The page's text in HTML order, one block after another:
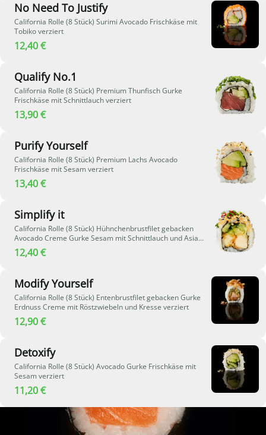
No Need To Justify
California Rolle (8 Stück) Surimi Avocado Frischkäse mit
Tobiko verziert
12,40 €
Qualify No.1
California Rolle (8 Stück) Premium Thunfisch Gurke
Frischkäse mit Schnittlauch verziert
13,90 €
Purify Yourself
California Rolle (8 Stück) Premium Lachs Avocado
Frischkäse mit Sesam verziert
13,40 €
Simplify it
California Rolle (8 Stück) Hühnchenbrustfilet gebacken
Avocado Creme Gurke Sesam mit Schnittlauch und Asia
Chili verziert
12,40 €
Modify Yourself
California Rolle (8 Stück) Entenbrustfilet gebacken Gurke
Erdnuss Creme mit Röstzwiebeln und Kresse verziert
12,90 €
Detoxify
California Rolle (8 Stück) Avocado Gurke Frischkäse mit
Sesam verziert
11,20 €